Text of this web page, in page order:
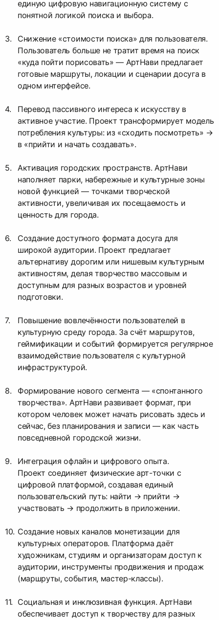
единую цифровую навигационную систему с
понятной логикой поиска и выбора.
Снижение «стоимости поиска» для пользователя.
Пользователь больше не тратит время на поиск
«куда пойти порисовать» — АртНави предлагает
готовые маршруты, локации и сценарии досуга в
одном интерфейсе.
Перевод пассивного интереса к искусству в
активное участие. Проект трансформирует модель
потребления культуры: из «сходить посмотреть» →
в «прийти и начать создавать».
Активация городских пространств. АртНави
наполняет парки, набережные и культурные зоны
новой функцией — точками творческой
активности, увеличивая их посещаемость и
ценность для города.
Создание доступного формата досуга для
широкой аудитории. Проект предлагает
альтернативу дорогим или нишевым культурным
активностям, делая творчество массовым и
доступным для разных возрастов и уровней
подготовки.
Повышение вовлечённости пользователей в
культурную среду города. За счёт маршрутов,
геймификации и событий формируется регулярное
взаимодействие пользователя с культурной
инфраструктурой.
Формирование нового сегмента — «спонтанного
творчества». АртНави развивает формат, при
котором человек может начать рисовать здесь и
сейчас, без планирования и записи — как часть
повседневной городской жизни.
Интеграция офлайн и цифрового опыта.
Проект соединяет физические арт-точки с
цифровой платформой, создавая единый
пользовательский путь: найти → прийти →
участвовать → продолжить в приложении.
Создание новых каналов монетизации для
культурных операторов. Платформа даёт
художникам, студиям и организаторам доступ к
аудитории, инструменты продвижения и продаж
(маршруты, события, мастер-классы).
Социальная и инклюзивная функция. АртНави
обеспечивает доступ к творчеству для разных